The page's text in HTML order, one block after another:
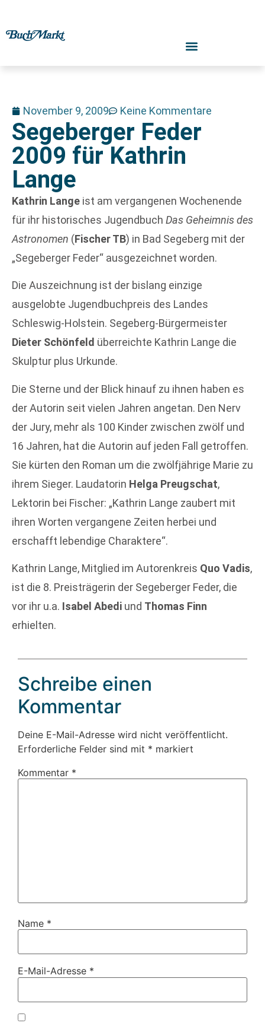
November 9, 2009 Keine Kommentare
Segeberger Feder
2009 für Kathrin
Lange
Kathrin Lange ist am vergangenen Wochenende
für ihr historisches Jugendbuch Das Geheimnis des
Astronomen (Fischer TB) in Bad Segeberg mit der
„Segeberger Feder“ ausgezeichnet worden.
Die Auszeichnung ist der bislang einzige
ausgelobte Jugendbuchpreis des Landes
Schleswig-Holstein. Segeberg-Bürgermeister
Dieter Schönfeld überreichte Kathrin Lange die
Skulptur plus Urkunde.
Die Sterne und der Blick hinauf zu ihnen haben es
der Autorin seit vielen Jahren angetan. Den Nerv
der Jury, mehr als 100 Kinder zwischen zwölf und
16 Jahren, hat die Autorin auf jeden Fall getroffen.
Sie kürten den Roman um die zwölfjährige Marie zu
ihrem Sieger. Laudatorin Helga Preugschat,
Lektorin bei Fischer: „Kathrin Lange zaubert mit
ihren Worten vergangene Zeiten herbei und
erschafft lebendige Charaktere“.
Kathrin Lange, Mitglied im Autorenkreis Quo Vadis,
ist die 8. Preisträgerin der Segeberger Feder, die
vor ihr u.a. Isabel Abedi und Thomas Finn
erhielten.
Schreibe einen
Kommentar
Deine E-Mail-Adresse wird nicht veröffentlicht.
Erforderliche Felder sind mit * markiert
Kommentar *
Name *
E-Mail-Adresse *